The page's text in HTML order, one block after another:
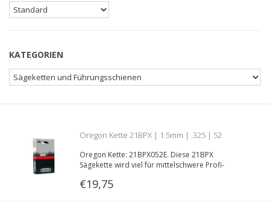
KATEGORIEN
Oregon Kette 21BPX | 1.5mm | .325 | 52
Treibglieder | 21BPX052E
Oregon Kette: 21BPX052E. Diese 21BPX
Sägekette wird viel für mittelschwere Profi-
in Kombinationen mit einer Treibglieddecke von
€19,75